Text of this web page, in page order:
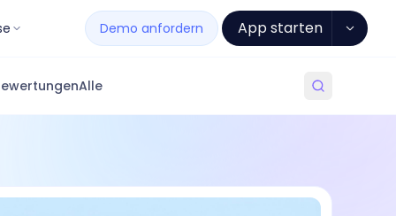
Demo anfordern App starten
Alle